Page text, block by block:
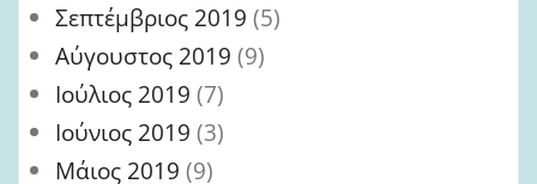
Σεπτέμβριος 2019 (5)
Αύγουστος 2019 (9)
Ιούλιος 2019 (7)
Ιούνιος 2019 (3)
Μάιος 2019 (9)